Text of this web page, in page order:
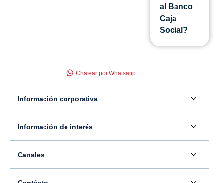
al Banco
Caja
Social?
Información corporativa
Información para inversionistas
Sala de prensa
Información de interés
Servicio - Atención al Consumidor financiero
Canales
Chatear por Whatsapp